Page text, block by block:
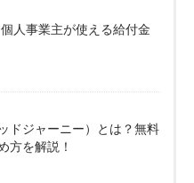
個人事業主が使える給付金
ドジャーニー）とは？無料
方を解説！